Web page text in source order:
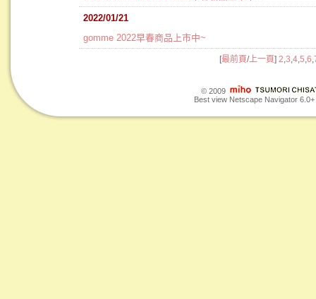
2022/01/21
gomme 2022早春商品上市中~
[最前頁/上一頁] 2 3 4, 5 6
© 2009
Best view Netscape Navigator